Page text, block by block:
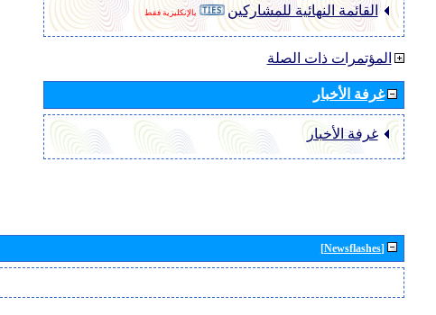
القائمة النهائية للمشاركين
بالإنكليزية فقط
المؤتمرات ذات الصلة
غرفة الأخبار
غرفة الأخبار
[Newsflashes]